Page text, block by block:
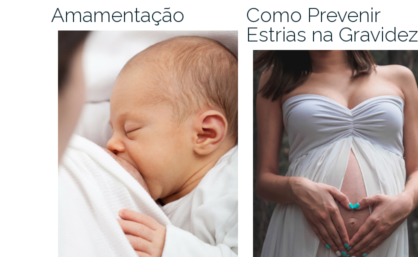
Amamentação
Como Prevenir
Estrias na Gravidez